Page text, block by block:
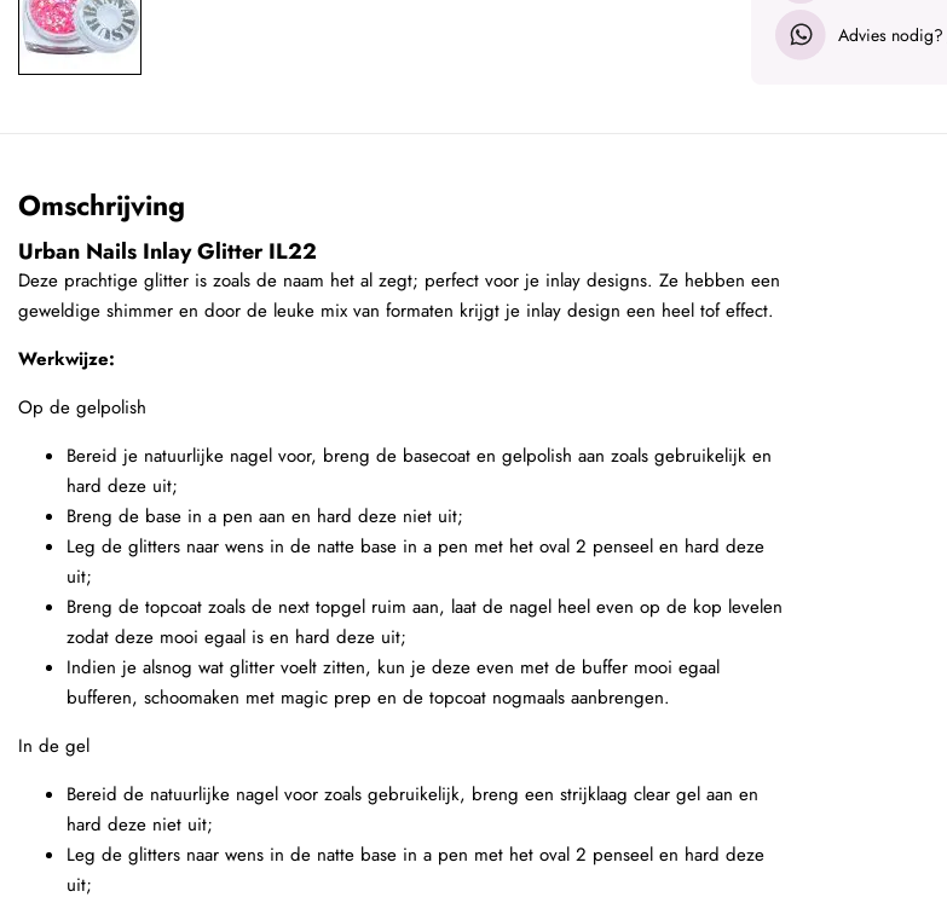
Advies nodig?
Omschrijving
Urban Nails Inlay Glitter IL22
Deze prachtige glitter is zoals de naam het al zegt; perfect voor je inlay designs. Ze hebben een
geweldige shimmer en door de leuke mix van formaten krijgt je inlay design een heel tof effect.
Werkwijze:
Op de gelpolish
Bereid je natuurlijke nagel voor, breng de basecoat en gelpolish aan zoals gebruikelijk en
hard deze uit;
Breng de base in a pen aan en hard deze niet uit;
Leg de glitters naar wens in de natte base in a pen met het oval 2 penseel en hard deze
uit;
Breng de topcoat zoals de next topgel ruim aan, laat de nagel heel even op de kop levelen
zodat deze mooi egaal is en hard deze uit;
Indien je alsnog wat glitter voelt zitten, kun je deze even met de buffer mooi egaal
bufferen, schoomaken met magic prep en de topcoat nogmaals aanbrengen.
In de gel
Bereid de natuurlijke nagel voor zoals gebruikelijk, breng een strijklaag clear gel aan en
hard deze niet uit;
Leg de glitters naar wens in de natte base in a pen met het oval 2 penseel en hard deze
uit;